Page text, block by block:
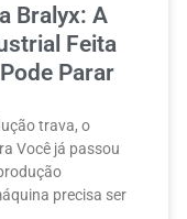
Bralyx: A
Feita
Parar
trava, o
Você já passou
precisa ser